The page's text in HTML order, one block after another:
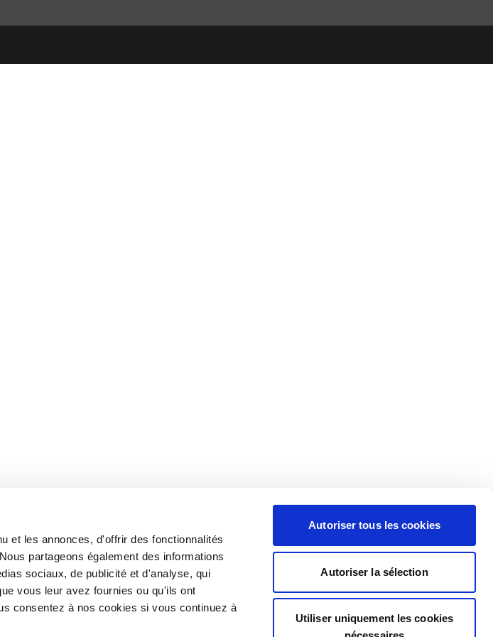
et les annonces, d'offrir des fonctionnalités
partageons également des informations
sociaux, de publicité et d'analyse, qui
vous leur avez fournies ou qu'ils ont
consentez à nos cookies si vous continuez à
Autoriser tous les cookies
Autoriser la sélection
Utiliser uniquement les cookies